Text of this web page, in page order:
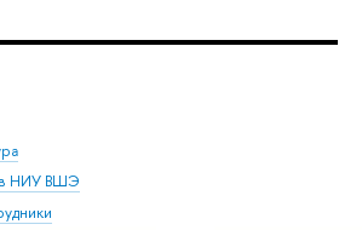
в НИУ ВШЭ